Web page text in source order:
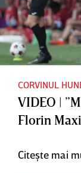
CORVINUL
VIDEO |
Florin
Citește mai